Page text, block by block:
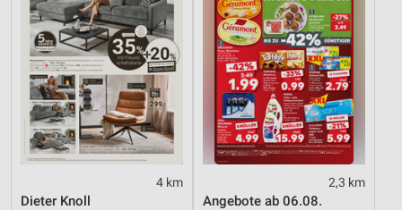
4 km
Dieter Knoll
2,3 km
Angebote ab 06.08.